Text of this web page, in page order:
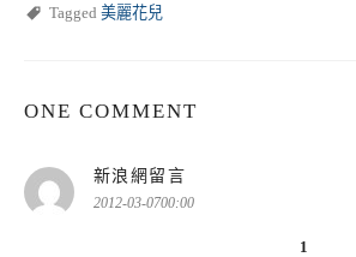
Tagged 美麗花兒
ONE COMMENT
新浪網留言
示:
2012-03-0700:00
1